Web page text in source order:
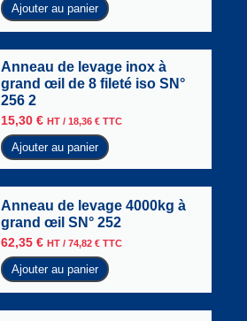
Ajouter au panier
Anneau de levage inox à
grand œil de 8 fileté iso SN°
256 2
15,30 € HT / 18,36 € TTC
Ajouter au panier
Anneau de levage 4000kg à
grand œil SN° 252
62,35 € HT / 74,82 € TTC
Ajouter au panier